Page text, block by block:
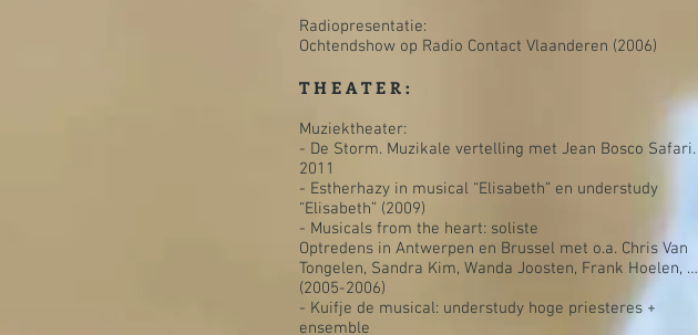
Radiopresentatie:
Ochtendshow op Radio Contact Vlaanderen (2006)
T H E A T E R :
Muziektheater:
- De Storm. Muzikale vertelling met Jean Bosco Safari.
2011
- Estherhazy in musical “Elisabeth” en understudy
“Elisabeth” (2009)
- Musicals from the heart: soliste
Optredens in Antwerpen en Brussel met o.a. Chris Van
Tongelen, Sandra Kim, Wanda Joosten, Frank Hoelen, …
(2005-2006)
- Kuifje de musical: understudy hoge priesteres +
ensemble